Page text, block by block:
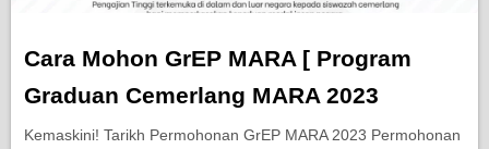
Cara Mohon GrEP MARA [ Program
Graduan Cemerlang MARA 2023
Kemaskini! Tarikh Permohonan GrEP MARA 2023 Permohonan